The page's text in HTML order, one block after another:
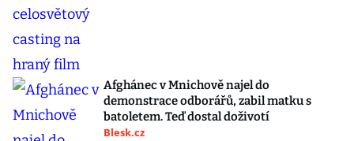
Afghánec v Mnichově najel do
demonstrace odborářů, zabil matku s
batoletem. Teď dostal doživotí
Blesk.cz